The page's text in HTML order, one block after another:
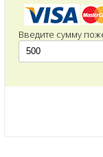
Введите сумму